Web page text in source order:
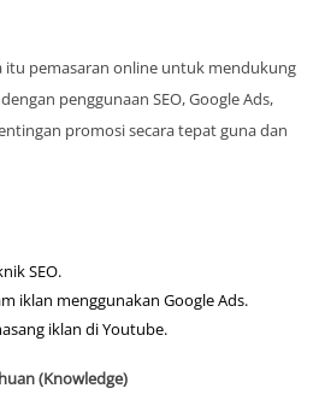
itu pemasaran online untuk mendukung
penggunaan SEO, Google Ads,
promosi secara tepat guna dan
SEO.
iklan menggunakan Google Ads.
iklan di Youtube.
(Knowledge)